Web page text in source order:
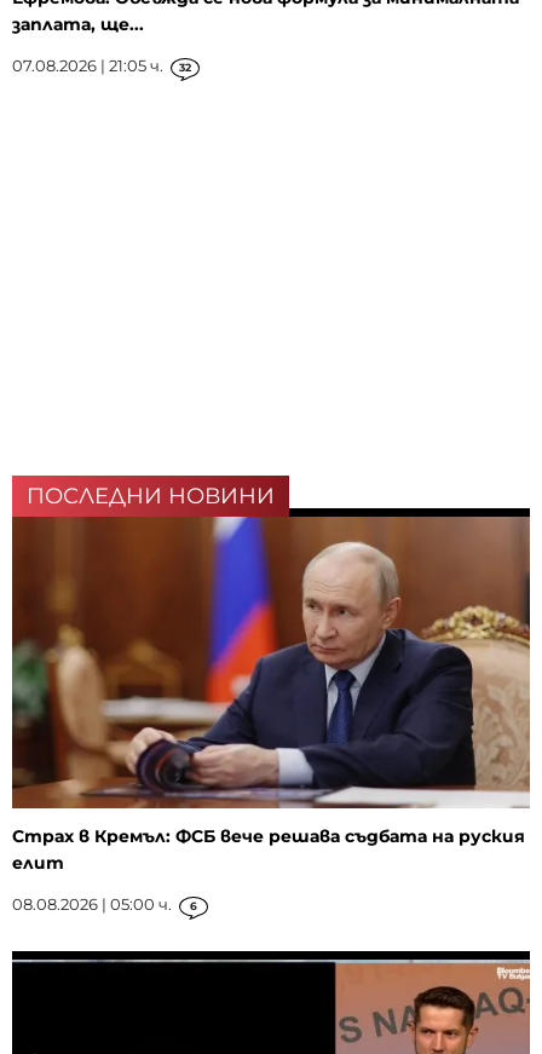
заплата, ще...
07.08.2026 | 21:05 ч. 32
ПОСЛЕДНИ НОВИНИ
Страх в Кремъл: ФСБ вече решава съдбата на руския
елит
08.08.2026 | 05:00 ч. 6